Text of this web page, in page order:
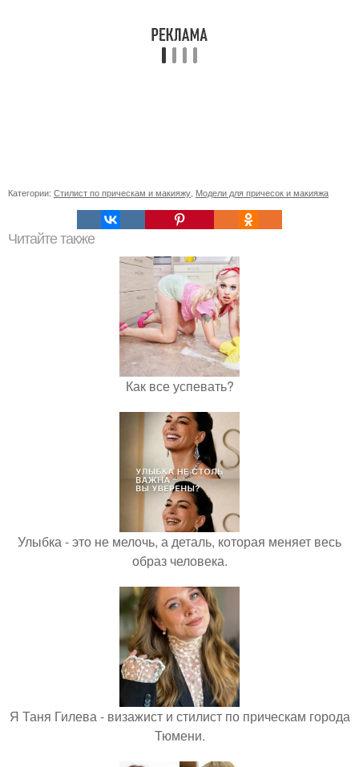
Категории: Стилист по прическам и макияжу Модели для причесок и макияжа
Читайте также
Как все успевать?
Улыбка - это не мелочь, а деталь, которая меняет весь
образ человека.
Я Таня Гилева - визажист и стилист по прическам города
Тюмени.